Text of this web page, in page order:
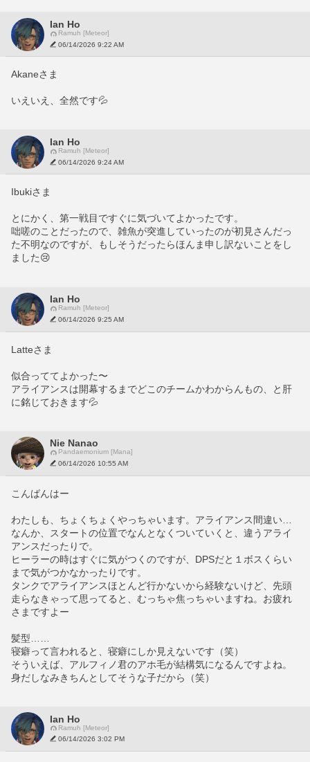
Ian Ho
Ramuh [Meteor]
06/14/2026 9:22 AM
Akaneさま
いえいえ、全然です💦
Ian Ho
Ramuh [Meteor]
06/14/2026 9:24 AM
Ibukiさま
とにかく、第一戦目ですぐに気づいてよかったです。
咄嗟のことだったので、雑魚が突進していったのが初見さんだっ
た不明なのですが、もしそうだったらほんま申し訳ないことをし
ました😢
Ian Ho
Ramuh [Meteor]
06/14/2026 9:25 AM
Latteさま
似合っててよかった〜
アライアンスは開幕するまでどこのチームかわからんもの、と肝
に銘じておきます💦
Nie Nanao
Pandaemonium [Mana]
06/14/2026 10:55 AM
こんばんはー
わたしも、ちょくちょくやっちゃいます。アライアンス間違い…
なんか、スタートの位置でなんとなくついていくと、違うアライ
アンスだったりで。
ヒーラーの時はすぐに気がつくのですが、DPSだと１ボスくらい
まで気がつかなかったりです。
タンクでアライアンスほとんど行かないから経験ないけど、先頭
走らなきゃって思ってると、むっちゃ焦っちゃいますね。お疲れ
さまですよー
髪型……
寝癖って言われると、寝癖にしか見えないです（笑）
そういえば、アルフィノ君のアホ毛が結構気になるんですよね。
身だしなみきちんとしてそうな子だから（笑）
Ian Ho
Ramuh [Meteor]
06/14/2026 3:02 PM